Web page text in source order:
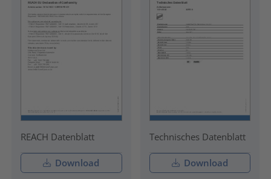
REACH Datenblatt
Download
Technisches Datenblatt
Download